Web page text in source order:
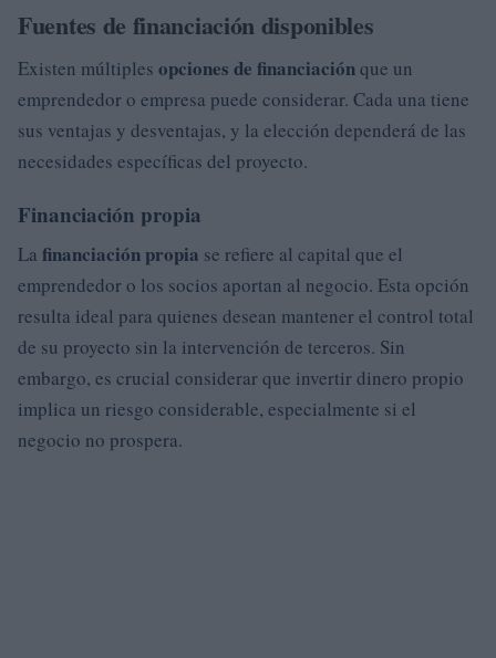
Fuentes de financiación disponibles
Existen múltiples opciones de financiaciónque un
emprendedor o empresa puede considerar. Cada una tiene
sus ventajas y desventajas, y la elección dependerá de las
necesidades específicas del proyecto.
Financiación propia
La financiación propia se refiere al capital que el
emprendedor o los socios aportan al negocio. Esta opción
resulta ideal para quienes desean mantener el control total
de su proyecto sin la intervención de terceros. Sin
embargo, es crucial considerar que invertir dinero propio
implica un riesgo considerable, especialmente si el
negocio no prospera.